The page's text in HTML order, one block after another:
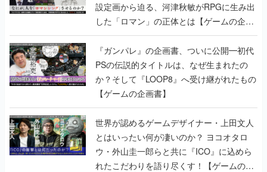
設定画から迫る、河津秋敏がRPGに生み出
した「ロマン」の正体とは【ゲームの企画
書】
『ガンパレ』の企画書、ついに公開━初代
PSの伝説的タイトルは、なぜ生まれたの
か？そして『LOOP8』へ受け継がれたもの
【ゲームの企画書】
世界が認めるゲームデザイナー・上田文人
とはいったい何が凄いのか？ ヨコオタロ
ウ・外山圭一郎らと共に『ICO』に込めら
れたこだわりを語り尽くす！【ゲームの企